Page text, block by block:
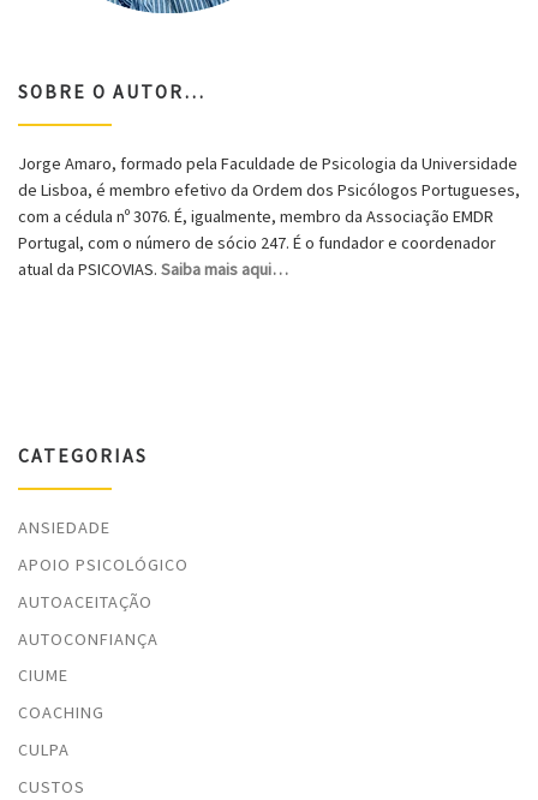
SOBRE O AUTOR…
Jorge Amaro, formado pela Faculdade de Psicologia da Universidade
de Lisboa, é membro efetivo da Ordem dos Psicólogos Portugueses,
com a cédula nº 3076. É, igualmente, membro da Associação EMDR
Portugal, com o número de sócio 247. É o fundador e coordenador
atual da PSICOVIAS. Saiba mais aqui…
CATEGORIAS
ANSIEDADE
APOIO PSICOLÓGICO
AUTOACEITAÇÃO
AUTOCONFIANÇA
CIUME
COACHING
CULPA
CUSTOS